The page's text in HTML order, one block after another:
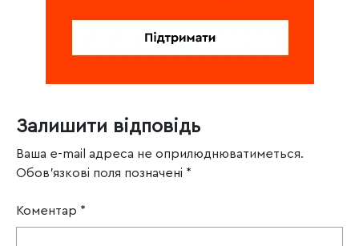
Залишити відповідь
Ваша e-mail адреса не оприлюднюватиметься.
Обов’язкові поля позначені *
Коментар *